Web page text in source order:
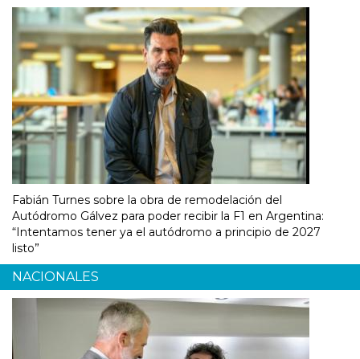
Fabián Turnes sobre la obra de remodelación del
Autódromo Gálvez para poder recibir la F1 en Argentina:
“Intentamos tener ya el autódromo a principio de 2027
listo”
NACIONALES